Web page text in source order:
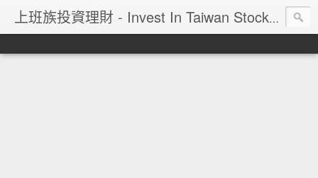
上班族投資理財 - Invest In Taiwan Stock Market